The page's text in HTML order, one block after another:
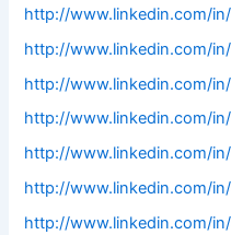
http://www.linkedin.com/
http://www.linkedin.com/
http://www.linkedin.com/
http://www.linkedin.com/in/
http://www.linkedin.com/
http://www.linkedin.com/
http://www.linkedin.com/